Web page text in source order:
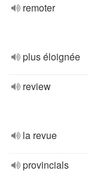
remoter
plus éloignée
review
la revue
provincials